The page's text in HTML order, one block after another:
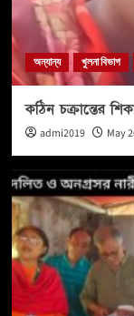
অন্যান্য খুলনা বিভাগ
কঠিন চক্রান্তের
admi2019 May